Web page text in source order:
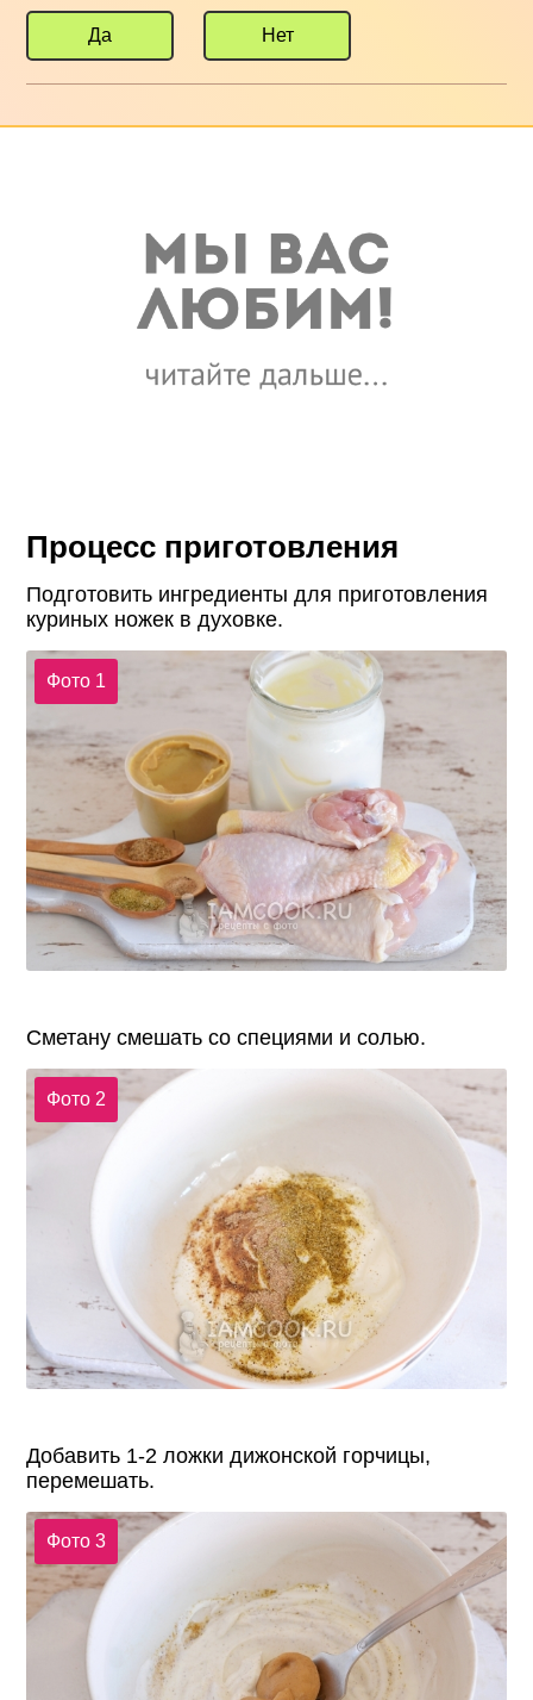
Да Нет
Процесс приготовления
Подготовить ингредиенты для приготовления
куриных ножек в духовке.
Фото 1
Сметану смешать со специями и солью.
Фото 2
Добавить 1-2 ложки дижонской горчицы,
перемешать.
Фото 3